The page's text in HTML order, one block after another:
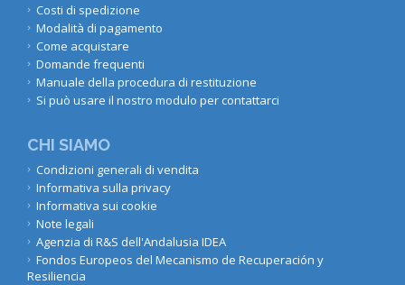
Costi di spedizione
Modalità di pagamento
Come acquistare
Domande frequenti
Manuale della procedura di restituzione
Si può usare il nostro modulo per contattarci
CHI SIAMO
Condizioni generali di vendita
Informativa sulla privacy
Informativa sui cookie
Note legali
Agenzia di R&S dell'Andalusia IDEA
Fondos Europeos del Mecanismo de Recuperación y
Resiliencia